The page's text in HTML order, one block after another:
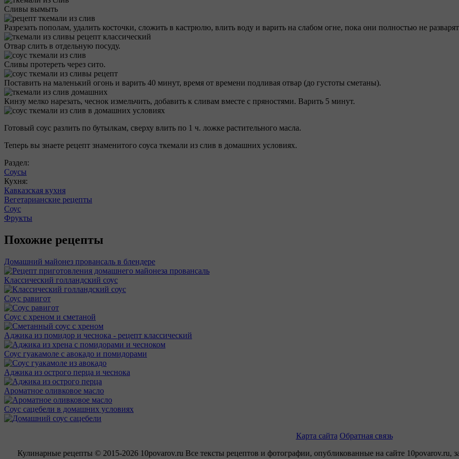
Сливы вымыть
Разрезать пополам, удалить косточки, сложить в кастрюлю, влить воду и варить на слабом огне, пока они полностью не
Отвар слить в отдельную посуду.
Сливы протереть через сито.
Поставить на маленький огонь и варить 40 минут, время от времени подливая отвар (до густоты сметаны).
Кинзу мелко нарезать, чеснок измельчить, добавить к сливам вместе с пряностями. Варить 5 минут.
Готовый соус разлить по бутылкам, сверху влить по 1 ч. ложке растительного масла.
Теперь вы знаете рецепт знаменитого соуса ткемали из слив в домашних условиях.
Раздел:
Соусы
Кухня:
Кавказская кухня
Вегетарианские рецепты
Соус
Фрукты
Похожие рецепты
Домашний майонез провансаль в блендере
Классический голландский соус
Соус равигот
Соус с хреном и сметаной
Аджика из помидор и чеснока - рецепт классический
Соус гуакамоле с авокадо и помидорами
Аджика из острого перца и чеснока
Ароматное оливковое масло
Соус сацебели в домашних условиях
Карта сайта Обратная связь
Кулинарные рецепты © 2015-2026 10povarov.ru Все тексты рецептов и фотографии, опубликованные на сайте 10povarov.ru,